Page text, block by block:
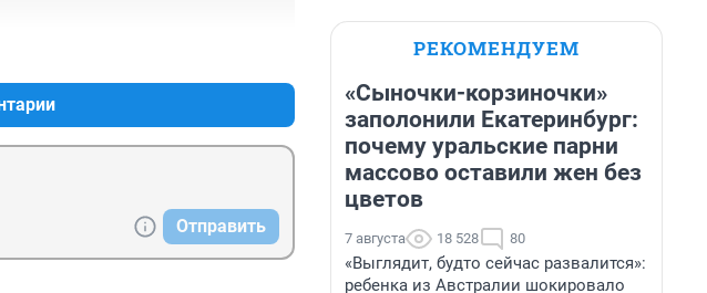
Отправить
РЕКОМЕНДУЕМ
«Сыночки-корзиночки»
заполонили Екатеринбург:
почему уральские парни
массово оставили жен без
цветов
7 августа 18 528 80
«Выглядит, будто сейчас развалится»:
ребенка из Австралии шокировало